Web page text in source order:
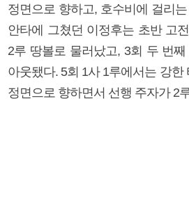
정면으로 향하고, 호수비에 걸리
안타에 그쳤던 이정후는 초반 고
2루 땅볼로 물러났고, 3회 두 번
아웃됐다. 5회 1사 1루에서는 강한
정면으로 향하면서 선행 주자가 2